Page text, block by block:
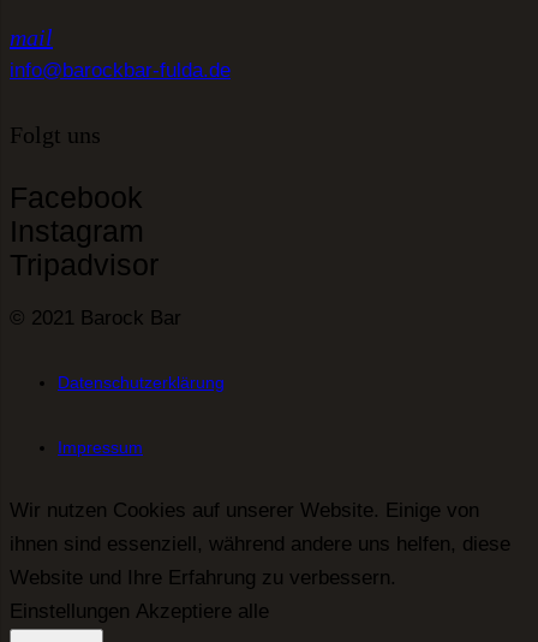
mail
info@barockbar-fulda.de
Folgt uns
Facebook
Instagram
Tripadvisor
© 2021 Barock Bar
Datenschutzerklärung
Impressum
Wir nutzen Cookies auf unserer Website. Einige von
ihnen sind essenziell, während andere uns helfen, diese
Website und Ihre Erfahrung zu verbessern.
Einstellungen Akzeptiere alle